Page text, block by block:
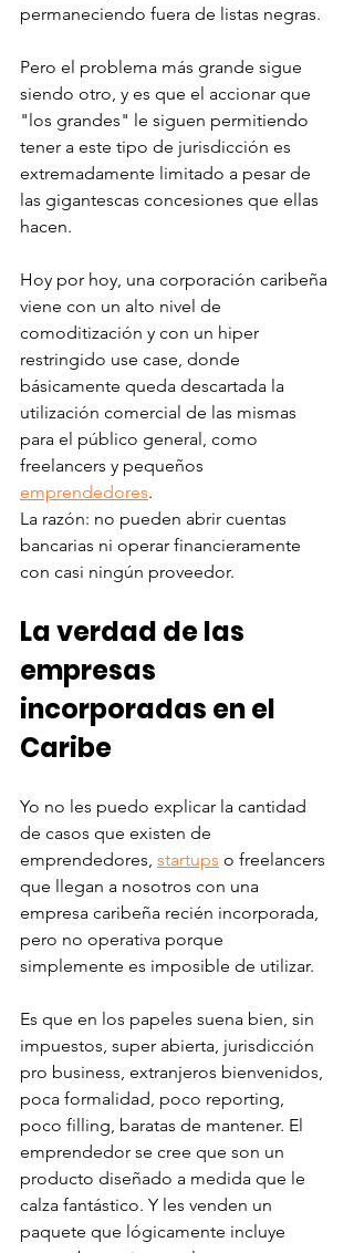
permaneciendo fuera de listas negras.
Pero el problema más grande sigue
siendo otro, y es que el accionar que
"los grandes" le siguen permitiendo
tener a este tipo de jurisdicción es
extremadamente limitado a pesar de
las gigantescas concesiones que ellas
hacen.
Hoy por hoy, una corporación caribeña
viene con un alto nivel de
comoditización y con un hiper
restringido use case, donde
básicamente queda descartada la
utilización comercial de las mismas
para el público general, como
freelancers y pequeños
emprendedores.
La razón: no pueden abrir cuentas
bancarias ni operar financieramente
con casi ningún proveedor.
La verdad de las
empresas
incorporadas en el
Caribe
Yo no les puedo explicar la cantidad
de casos que existen de
emprendedores, startups o freelancers
que llegan a nosotros con una
empresa caribeña recién incorporada,
pero no operativa porque
simplemente es imposible de utilizar.
Es que en los papeles suena bien, sin
impuestos, super abierta, jurisdicción
pro business, extranjeros bienvenidos,
poca formalidad, poco reporting,
poco filling, baratas de mantener. El
emprendedor se cree que son un
producto diseñado a medida que le
calza fantástico. Y les venden un
paquete que lógicamente incluye